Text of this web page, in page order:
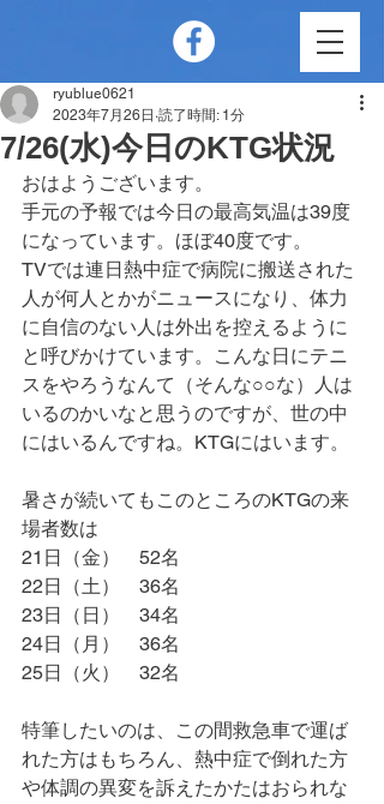
7/26(水)今日のKTG状況
ryublue0621
2023年7月26日 読了時間: 1分
おはようございます。
手元の予報では今日の最高気温は39度
になっています。ほぼ40度です。
TVでは連日熱中症で病院に搬送された
人が何人とかがニュースになり、体力
に自信のない人は外出を控えるように
と呼びかけています。こんな日にテニ
スをやろうなんて（そんな○○な）人は
いるのかいなと思うのですが、世の中
にはいるんですね。KTGにはいます。
暑さが続いてもこのところのKTGの来
場者数は
21日（金）　52名
22日（土）　36名
23日（日）　34名
24日（月）　36名
25日（火）　32名
特筆したいのは、この間救急車で運ば
れた方はもちろん、熱中症で倒れた方
や体調の異変を訴えたかたはおられな